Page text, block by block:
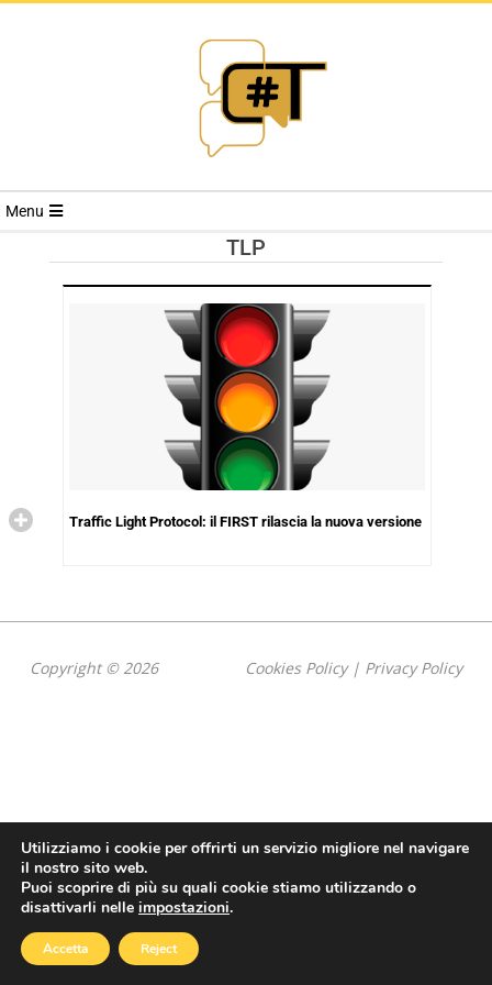
RIVISTA
TRENDS
Menu
TLP
Traffic Light Protocol: il FIRST rilascia la nuova versione
Copyright © 2026 Cookies Policy| Privacy Policy
Utilizziamo i cookie per offrirti un servizio migliore nel navigare
il nostro sito web.
Puoi scoprire di più su quali cookie stiamo utilizzando o
disattivarli nelle impostazioni.
Accetta Reject